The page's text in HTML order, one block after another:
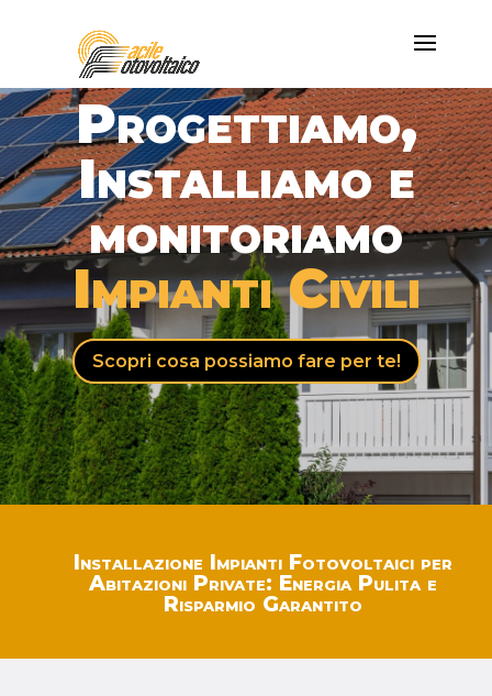
Progettiamo,
Installiamo e
monitoriamo
Impianti Civili
Scopri cosa possiamo fare per te!
Installazione Impianti Fotovoltaici per
Abitazioni Private: Energia Pulita e
Risparmio Garantito